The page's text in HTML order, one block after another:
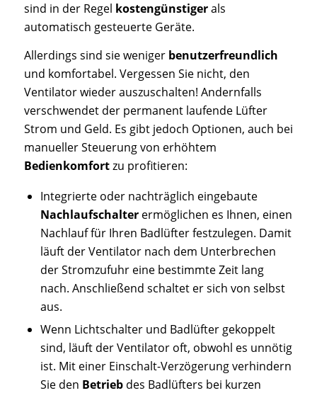
sind in der Regel kostengünstigerals
automatisch gesteuerte Geräte.
Allerdings sind sie weniger benutzerfreundlich
und komfortabel. Vergessen Sie nicht, den
Ventilator wieder auszuschalten! Andernfalls
verschwendet der permanent laufende Lüfter
Strom und Geld. Es gibt jedoch Optionen, auch bei
manueller Steuerung von erhöhtem
Bedienkomfortzu profitieren:
Integrierte oder nachträglich eingebaute
Nachlaufschalterermöglichen es Ihnen, einen
Nachlauf für Ihren Badlüfter festzulegen. Damit
läuft der Ventilator nach dem Unterbrechen
der Stromzufuhr eine bestimmte Zeit lang
nach. Anschließend schaltet er sich von selbst
aus.
Wenn Lichtschalter und Badlüfter gekoppelt
sind, läuft der Ventilator oft, obwohl es unnötig
ist. Mit einer Einschalt-Verzögerung verhindern
Sie den Betriebdes Badlüfters bei kurzen